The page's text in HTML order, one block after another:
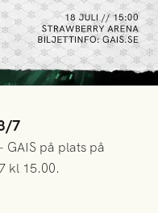
7
GAIS på plats på
kl 15.00.